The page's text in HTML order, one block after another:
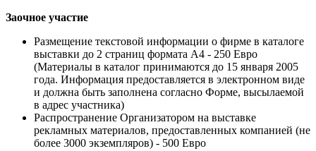
Заочное участие
Размещение текстовой информации о фирме в каталоге
выставки до 2 страниц формата А4 - 250 Евро
(Материалы в каталог принимаются до 15 января 2005
года. Информация предоставляется в электронном виде
и должна быть заполнена согласно Форме, высылаемой
в адрес участника)
Распространение Организатором на выставке
рекламных материалов, предоставленных компанией (не
более 3000 экземпляров) - 500 Евро